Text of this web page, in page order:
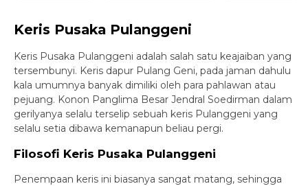
Keris Pusaka Pulanggeni
Keris Pusaka Pulanggeni adalah salah satu keajaiban yang
tersembunyi. Keris dapur Pulang Geni, pada jaman dahulu
kala umumnya banyak dimiliki oleh para pahlawan atau
pejuang. Konon Panglima Besar Jendral Soedirman dalam
gerilyanya selalu terselip sebuah keris Pulanggeni yang
selalu setia dibawa kemanapun beliau pergi.
Filosofi Keris Pusaka Pulanggeni
Penempaan keris ini biasanya sangat matang, sehingga